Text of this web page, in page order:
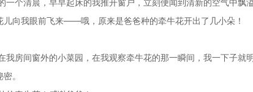
清晨，早早起床的我推开窗户，立刻便闻到清新的空气中飘
儿向我眼前飞来——哦，原来是爸爸种的牵牛花开出了几小朵！
间窗外的小菜园，在我观察牵牛花的那一瞬间，我一下子就
。